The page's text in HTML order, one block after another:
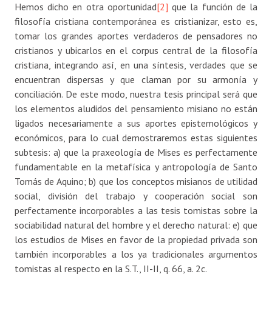
Hemos dicho en otra oportunidad[2] que la función de la
filosofía cristiana contemporánea es cristianizar, esto es,
tomar los grandes aportes verdaderos de pensadores no
cristianos y ubicarlos en el corpus central de la filosofía
cristiana, integrando así, en una síntesis, verdades que se
encuentran dispersas y que claman por su armonía y
conciliación. De este modo, nuestra tesis principal será que
los elementos aludidos del pensamiento misiano no están
ligados necesariamente a sus aportes epistemológicos y
económicos, para lo cual demostraremos estas siguientes
subtesis: a) que la praxeología de Mises es perfectamente
fundamentable en la metafísica y antropología de Santo
Tomás de Aquino; b) que los conceptos misianos de utilidad
social, división del trabajo y cooperación social son
perfectamente incorporables a las tesis tomistas sobre la
sociabilidad natural del hombre y el derecho natural: e) que
los estudios de Mises en favor de la propiedad privada son
también incorporables a los ya tradicionales argumentos
tomistas al respecto en la S.T., II-II, q. 66, a. 2c.